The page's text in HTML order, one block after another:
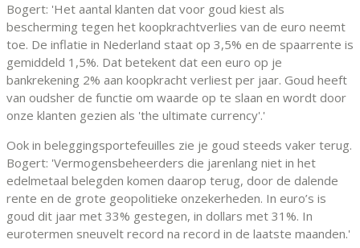
Bogert: 'Het aantal klanten dat voor goud kiest als
bescherming tegen het koopkrachtverlies van de euro neemt
toe. De inflatie in Nederland staat op 3,5% en de spaarrente is
gemiddeld 1,5%. Dat betekent dat een euro op je
bankrekening 2% aan koopkracht verliest per jaar. Goud heeft
van oudsher de functie om waarde op te slaan en wordt door
onze klanten gezien als 'the ultimate currency'.'
Ook in beleggingsportefeuilles zie je goud steeds vaker terug.
Bogert: 'Vermogensbeheerders die jarenlang niet in het
edelmetaal belegden komen daarop terug, door de dalende
rente en de grote geopolitieke onzekerheden. In euro’s is
goud dit jaar met 33% gestegen, in dollars met 31%. In
eurotermen sneuvelt record na record in de laatste maanden.'